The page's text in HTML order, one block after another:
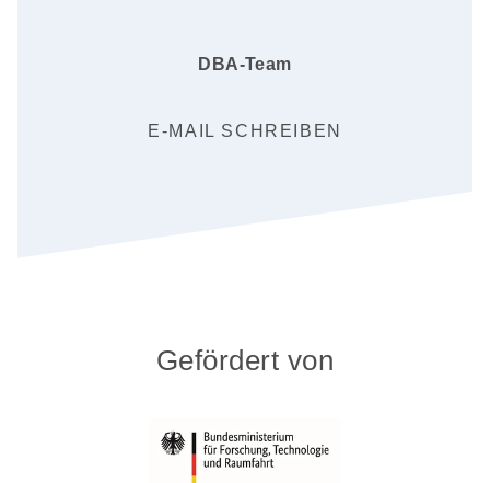
DBA-Team
E-MAIL SCHREIBEN
Gefördert von